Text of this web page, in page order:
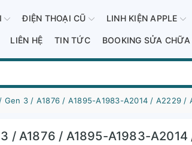
ĐIỆN THOẠI CŨ LINH KIỆN APPLE
LIÊN HỆ TIN TỨC BOOKING SỬA CHỮA
Gen 3 / A1876 / A1895-A1983-A2014 /
/ A1876 / A1895-A1983-